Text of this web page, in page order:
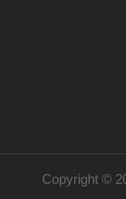
Copyright ©